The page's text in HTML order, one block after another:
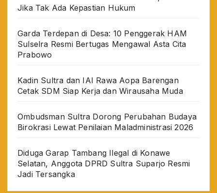
Jika Tak Ada Kepastian Hukum
Garda Terdepan di Desa: 10 Penggerak HAM
Sulselra Resmi Bertugas Mengawal Asta Cita
Prabowo
Kadin Sultra dan IAI Rawa Aopa Barengan
Cetak SDM Siap Kerja dan Wirausaha Muda
Ombudsman Sultra Dorong Perubahan Budaya
Birokrasi Lewat Penilaian Maladministrasi 2026
Diduga Garap Tambang Ilegal di Konawe
Selatan, Anggota DPRD Sultra Suparjo Resmi
Jadi Tersangka